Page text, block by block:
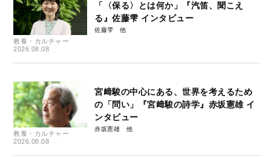
教養・カルチャー
2026.08.08
「〈保る〉とは何か」『汽笛、聞こえ
る』佐藤雫 インタビュー
佐藤雫
教養・カルチャー
2026.08.08
宮﨑駿の中心にある、世界を考えるため
の「問い」『宮﨑駿の詩学』赤坂憲雄 イ
ンタビュー
赤坂憲雄